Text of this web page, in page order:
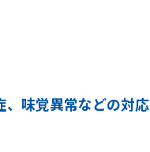
、味覚異常などの対応